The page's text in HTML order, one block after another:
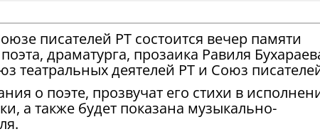
писателей РТ состоится вечер памяти
драматурга, прозаика Равиля
театральных деятелей РТ и Союз
о поэте, прозвучат его стихи в
а также будет показана музыкально-